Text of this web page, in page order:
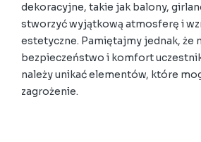
dekoracyjne, takie jak balony,
stworzyć wyjątkową atmosferę i
estetyczne. Pamiętajmy jednak, że
bezpieczeństwo i komfort
należy unikać elementów, które
zagrożenie.